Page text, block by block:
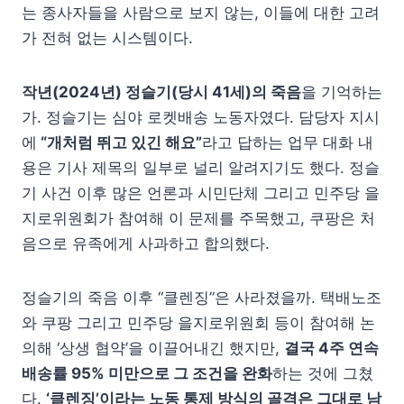
는 종사자들을 사람으로 보지 않는, 이들에 대한 고려
가 전혀 없는 시스템이다.
작년(2024년) 정슬기(당시 41세)의 죽음을 기억하는
가. 정슬기는 심야 로켓배송 노동자였다. 담당자 지시
에 “개처럼 뛰고 있긴 해요”라고 답하는 업무 대화 내
용은 기사 제목의 일부로 널리 알려지기도 했다. 정슬
기 사건 이후 많은 언론과 시민단체 그리고 민주당 을
지로위원회가 참여해 이 문제를 주목했고, 쿠팡은 처
음으로 유족에게 사과하고 합의했다.
정슬기의 죽음 이후 “클렌징”은 사라졌을까. 택배노조
와 쿠팡 그리고 민주당 을지로위원회 등이 참여해 논
의해 ‘상생 협약’을 이끌어내긴 했지만, 결국 4주 연속
배송률 95% 미만으로 그 조건을 완화하는 것에 그쳤
다. ‘클렌징’이라는 노동 통제 방식의 골격은 그대로 남